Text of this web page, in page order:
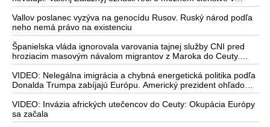
Severoatlantickej aliancii za rozprávky
Vallov poslanec vyzýva na genocídu Rusov. Ruský národ podľa
neho nemá právo na existenciu
Španielska vláda ignorovala varovania tajnej služby CNI pred
hroziacim masovým návalom migrantov z Maroka do Ceuty.
Podľa najnovších správ preniklo do tejto španielskej exklávy na
severe Afriky vyše 70-tisíc migrantov
VIDEO: Nelegálna imigrácia a chybná energetická politika podľa
Donalda Trumpa zabíjajú Európu. Americký prezident ohľadom
eskalácie konfliktu s Iránom vyhlásil, že armáda USA bola na
jeho príkaz pripravená uskutočniť „najväčší útok od druhej
svetovej vojny“
VIDEO: Invázia afrických utečencov do Ceuty: Okupácia Európy
sa začala